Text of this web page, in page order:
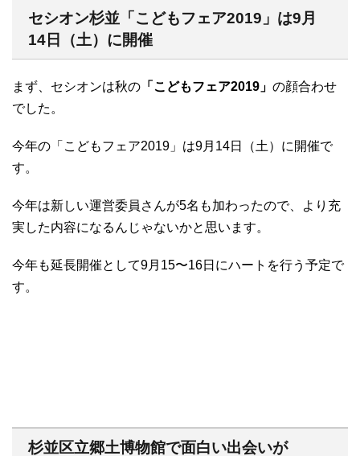
セシオン杉並「こどもフェア2019」は9月
14日（土）に開催
まず、セシオンは秋の 「こどもフェア2019」 の顔合わせ
でした。
今年の「こどもフェア2019」は9月14日（土）に開催で
す。
今年は新しい運営委員さんが5名も加わったので、より充
実した内容になるんじゃないかと思います。
今年も延長開催として9月15〜16日にハートを行う予定で
す。
杉並区立郷土博物館で面白い出会いが